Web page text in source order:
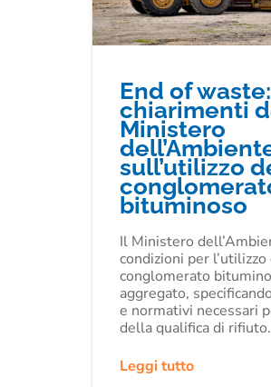
End of waste:
chiarimenti
Ministero
sull’utilizzo
bituminoso
Il Ministero
condizioni per
conglomerato
aggregato,
e normativi necessari
della qualifica di rifiuto.
Leggi tutto